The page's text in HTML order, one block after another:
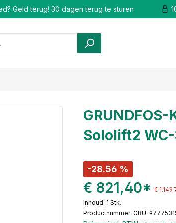
Geld terug! 30 dagen terug te sturen
Sololift2
-28.56 %
€ 821,40* €
Inhoud: 1 Stk.
Productnummer: GRU-